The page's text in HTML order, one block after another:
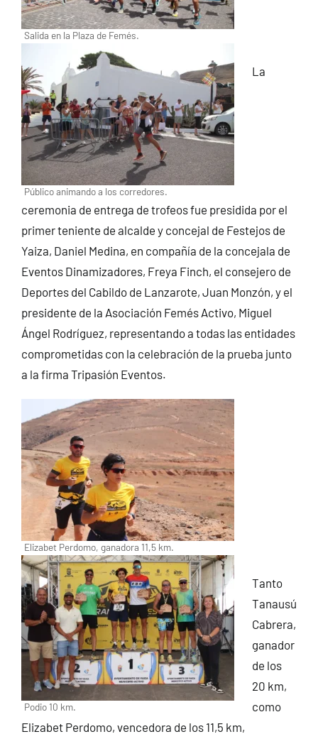
Salida en la Plaza de Femés.
Público animando a los corredores.
La
ceremonia de entrega de trofeos fue presidida por el
primer teniente de alcalde y concejal de Festejos de
Yaiza, Daniel Medina, en compañía de la concejala de
Eventos Dinamizadores, Freya Finch, el consejero de
Deportes del Cabildo de Lanzarote, Juan Monzón, y el
presidente de la Asociación Femés Activo, Miguel
Ángel Rodríguez, representando a todas las entidades
comprometidas con la celebración de la prueba junto
a la firma Tripasión Eventos.
Elizabet Perdomo, ganadora 11,5 km.
Podio 10 km.
Tanto
Tanausú
Cabrera,
ganador
de los
20 km,
como
Elizabet Perdomo, vencedora de los 11,5 km,